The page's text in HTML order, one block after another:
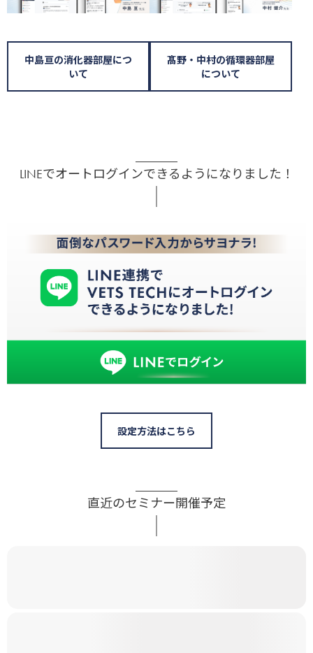
中島亘の消化器部屋につ
いて
髙野・中村の循環器部屋
について
LINEでオートログインできるようになりました！
設定方法はこちら
直近のセミナー開催予定